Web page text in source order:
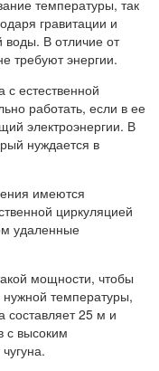
температуры, так
гравитации и
воды. В отличие от
требуют энергии.
с естественной
работать, если в ее
электроэнергии. В
нуждается в
имеются
циркуляцией
удаленные
мощности, чтобы
нужной температуры,
составляет 25 м и
с высоким